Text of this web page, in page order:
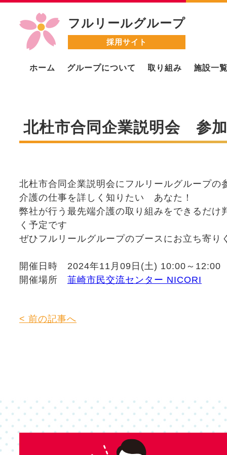
フルリールグループ
採用サイト
ホーム グループについて 取り組み 施設一
北杜市合同企業説明会 参
北杜市合同企業説明会にフルリールグループの
介護の仕事を詳しく知りたい あなた！
弊社が行う最先端介護の取り組みをできるだけ
く予定です
ぜひフルリールグループのブースにお立ち寄り
開催日時 2024年11月09日(土) 10:00～12:00
開催場所 韮崎市民交流センター NICORI
< 前の記事へ